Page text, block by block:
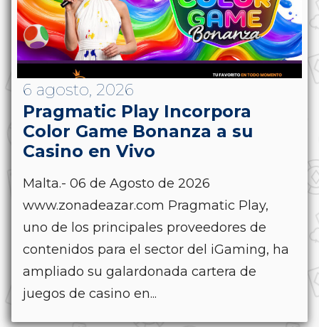
6 agosto, 2026
Pragmatic Play Incorpora
Color Game Bonanza a su
Casino en Vivo
Malta.- 06 de Agosto de 2026
www.zonadeazar.com Pragmatic Play,
uno de los principales proveedores de
contenidos para el sector del iGaming, ha
ampliado su galardonada cartera de
juegos de casino en...